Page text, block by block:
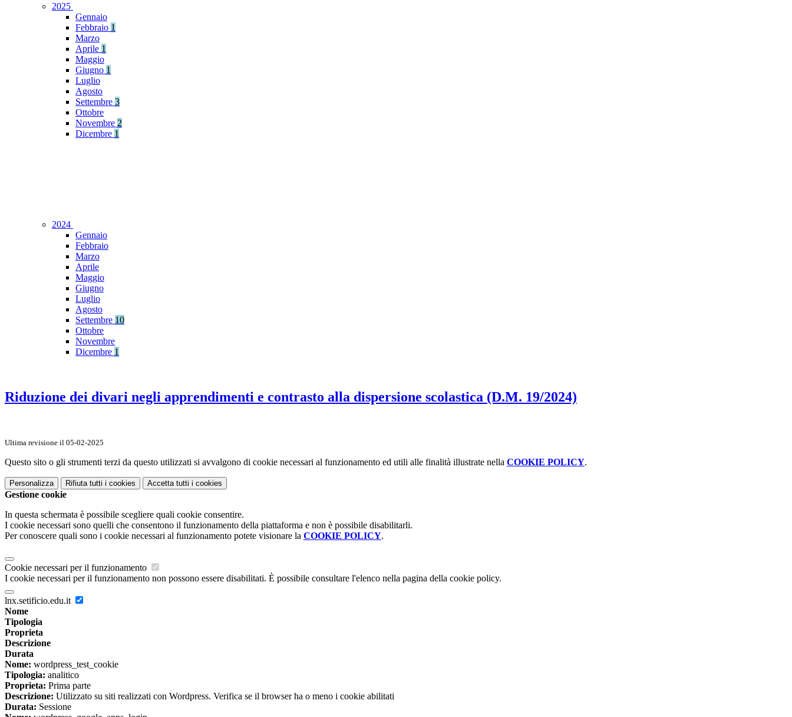
2025
Gennaio
Febbraio 1
Marzo
Aprile 1
Maggio
Giugno 1
Luglio
Agosto
Settembre 3
Ottobre
Novembre 2
Dicembre 1
2024
Gennaio
Febbraio
Marzo
Aprile
Maggio
Giugno
Luglio
Agosto
Settembre 10
Ottobre
Novembre
Dicembre 1
Riduzione dei divari negli apprendimenti e contrasto alla dispersione scolastica (D.M. 19/2024)
Ultima revisione il 05-02-2025
Questo sito o gli strumenti terzi da questo utilizzati si avvalgono di cookie necessari al funzionamento ed utili alle finalità illustrate nella COOKIE POLICY.
Personalizza Rifiuta tutti i cookies Accetta tutti i cookies
Gestione cookie
In questa schermata è possibile scegliere quali cookie consentire.
I cookie necessari sono quelli che consentono il funzionamento della piattaforma e non è possibile disabilitarli.
Per conoscere quali sono i cookie necessari al funzionamento potete visionare la COOKIE POLICY.
Cookie necessari per il funzionamento
I cookie necessari per il funzionamento non possono essere disabilitati. È possibile consultare l'elenco nella pagina della cookie policy.
lnx.setificio.edu.it
Nome
Tipologia
Proprieta
Descrizione
Durata
Nome: wordpress_test_cookie
Tipologia: analitico
Proprieta: Prima parte
Descrizione: Utilizzato su siti realizzati con Wordpress. Verifica se il browser ha o meno i cookie abilitati
Durata: Sessione